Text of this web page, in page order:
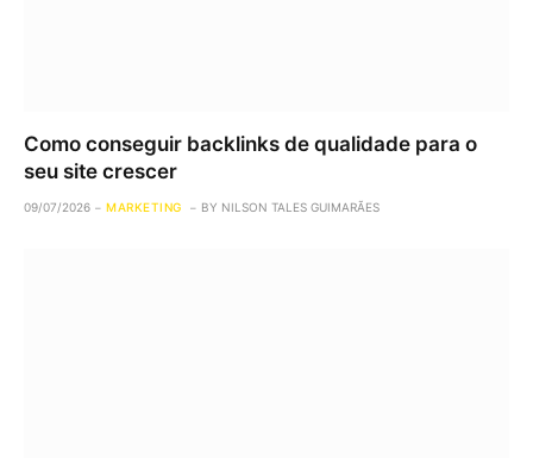
Como conseguir backlinks de qualidade para o
seu site crescer
09/07/2026 MARKETING BY NILSON TALES GUIMARÃES